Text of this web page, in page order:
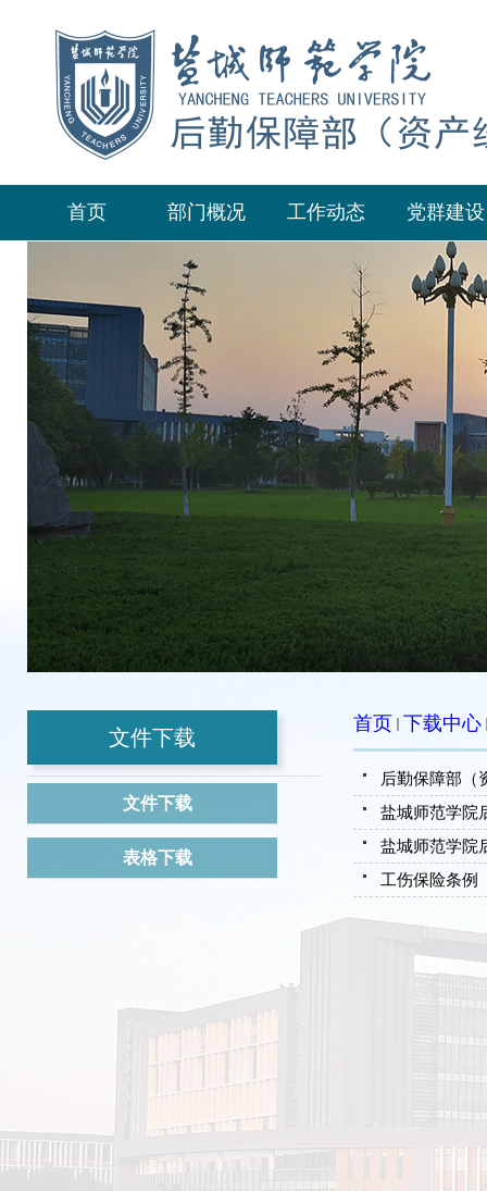
首页 部门概况 工作动态 党群建设
文件下载
文件下载
表格下载
首页 下载中心
后勤保障部（
盐城师范学院
盐城师范学院
工伤保险条例